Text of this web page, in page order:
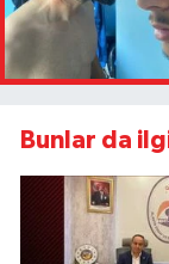
Bunlar da